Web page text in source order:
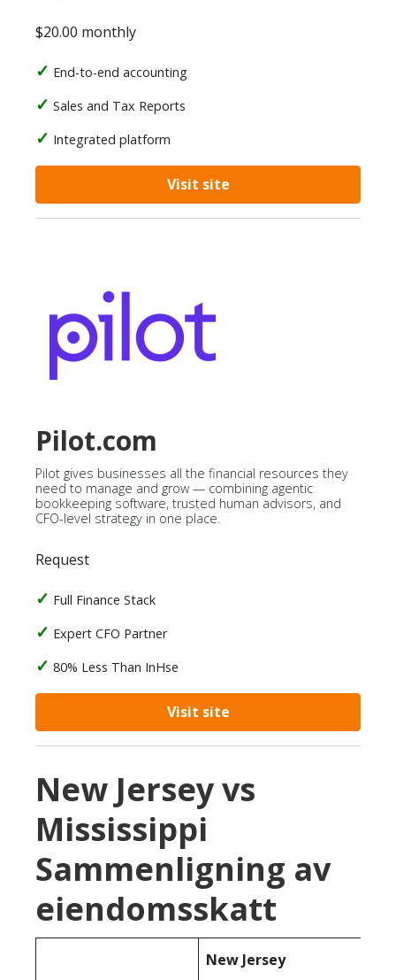
$20.00 monthly
End-to-end accounting
Sales and Tax Reports
Integrated platform
Visit site
Pilot.com
Pilot gives businesses all the financial resources they
need to manage and grow — combining agentic
bookkeeping software, trusted human advisors, and
CFO-level strategy in one place.
Request
Full Finance Stack
Expert CFO Partner
80% Less Than InHse
Visit site
New Jersey vs
Mississippi
Sammenligning av
eiendomsskatt
New Jersey